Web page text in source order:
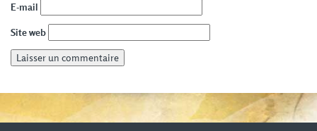
E-mail
Site web